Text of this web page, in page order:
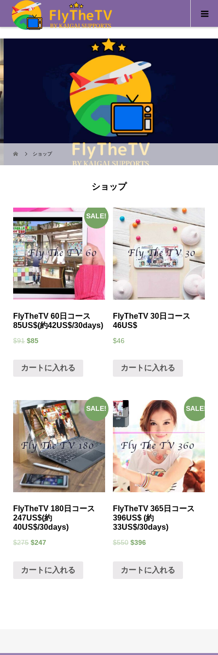
ショップ
ショップ
SALE!
FlyTheTV 60日コース
85US$(約42US$/30days)
$91 $85
カートに入れる
FlyTheTV 30日コース
46US$
$46
カートに入れる
SALE!
FlyTheTV 180日コース
247US$(約
40US$/30days)
$275 $247
カートに入れる
SALE!
FlyTheTV 365日コース
396US$ (約
33US$/30days)
$550 $396
カートに入れる